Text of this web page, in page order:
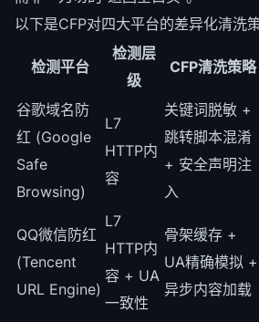
以下是CFP对四大平台的差异化清洗策
检测平台
检测层
级
CFP清洗策略
谷歌域名防
红 (Google
Safe
Browsing)
L7
HTTP内
容
关键词脱敏 +
跳转脚本混淆
+ 安全声明注
入
QQ微信防红
(Tencent
URL Engine)
L7
HTTP内
容 + UA
一致性
骨架缓存 +
UA精确模拟 +
异步内容加载